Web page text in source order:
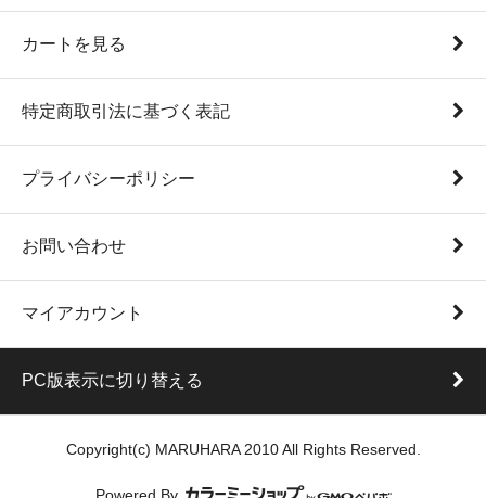
カートを見る
特定商取引法に基づく表記
プライバシーポリシー
お問い合わせ
マイアカウント
PC版表示に切り替える
Copyright(c) MARUHARA 2010 All Rights Reserved.